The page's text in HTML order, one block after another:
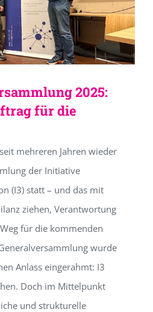
2025:
für die
mehreren Jahren wieder
der Initiative
(I3) statt – und das mit
ziehen, Verantwortung
für die kommenden
wurde
Anlass eingerahmt: I3
Doch im Mittelpunkt
und strukturelle